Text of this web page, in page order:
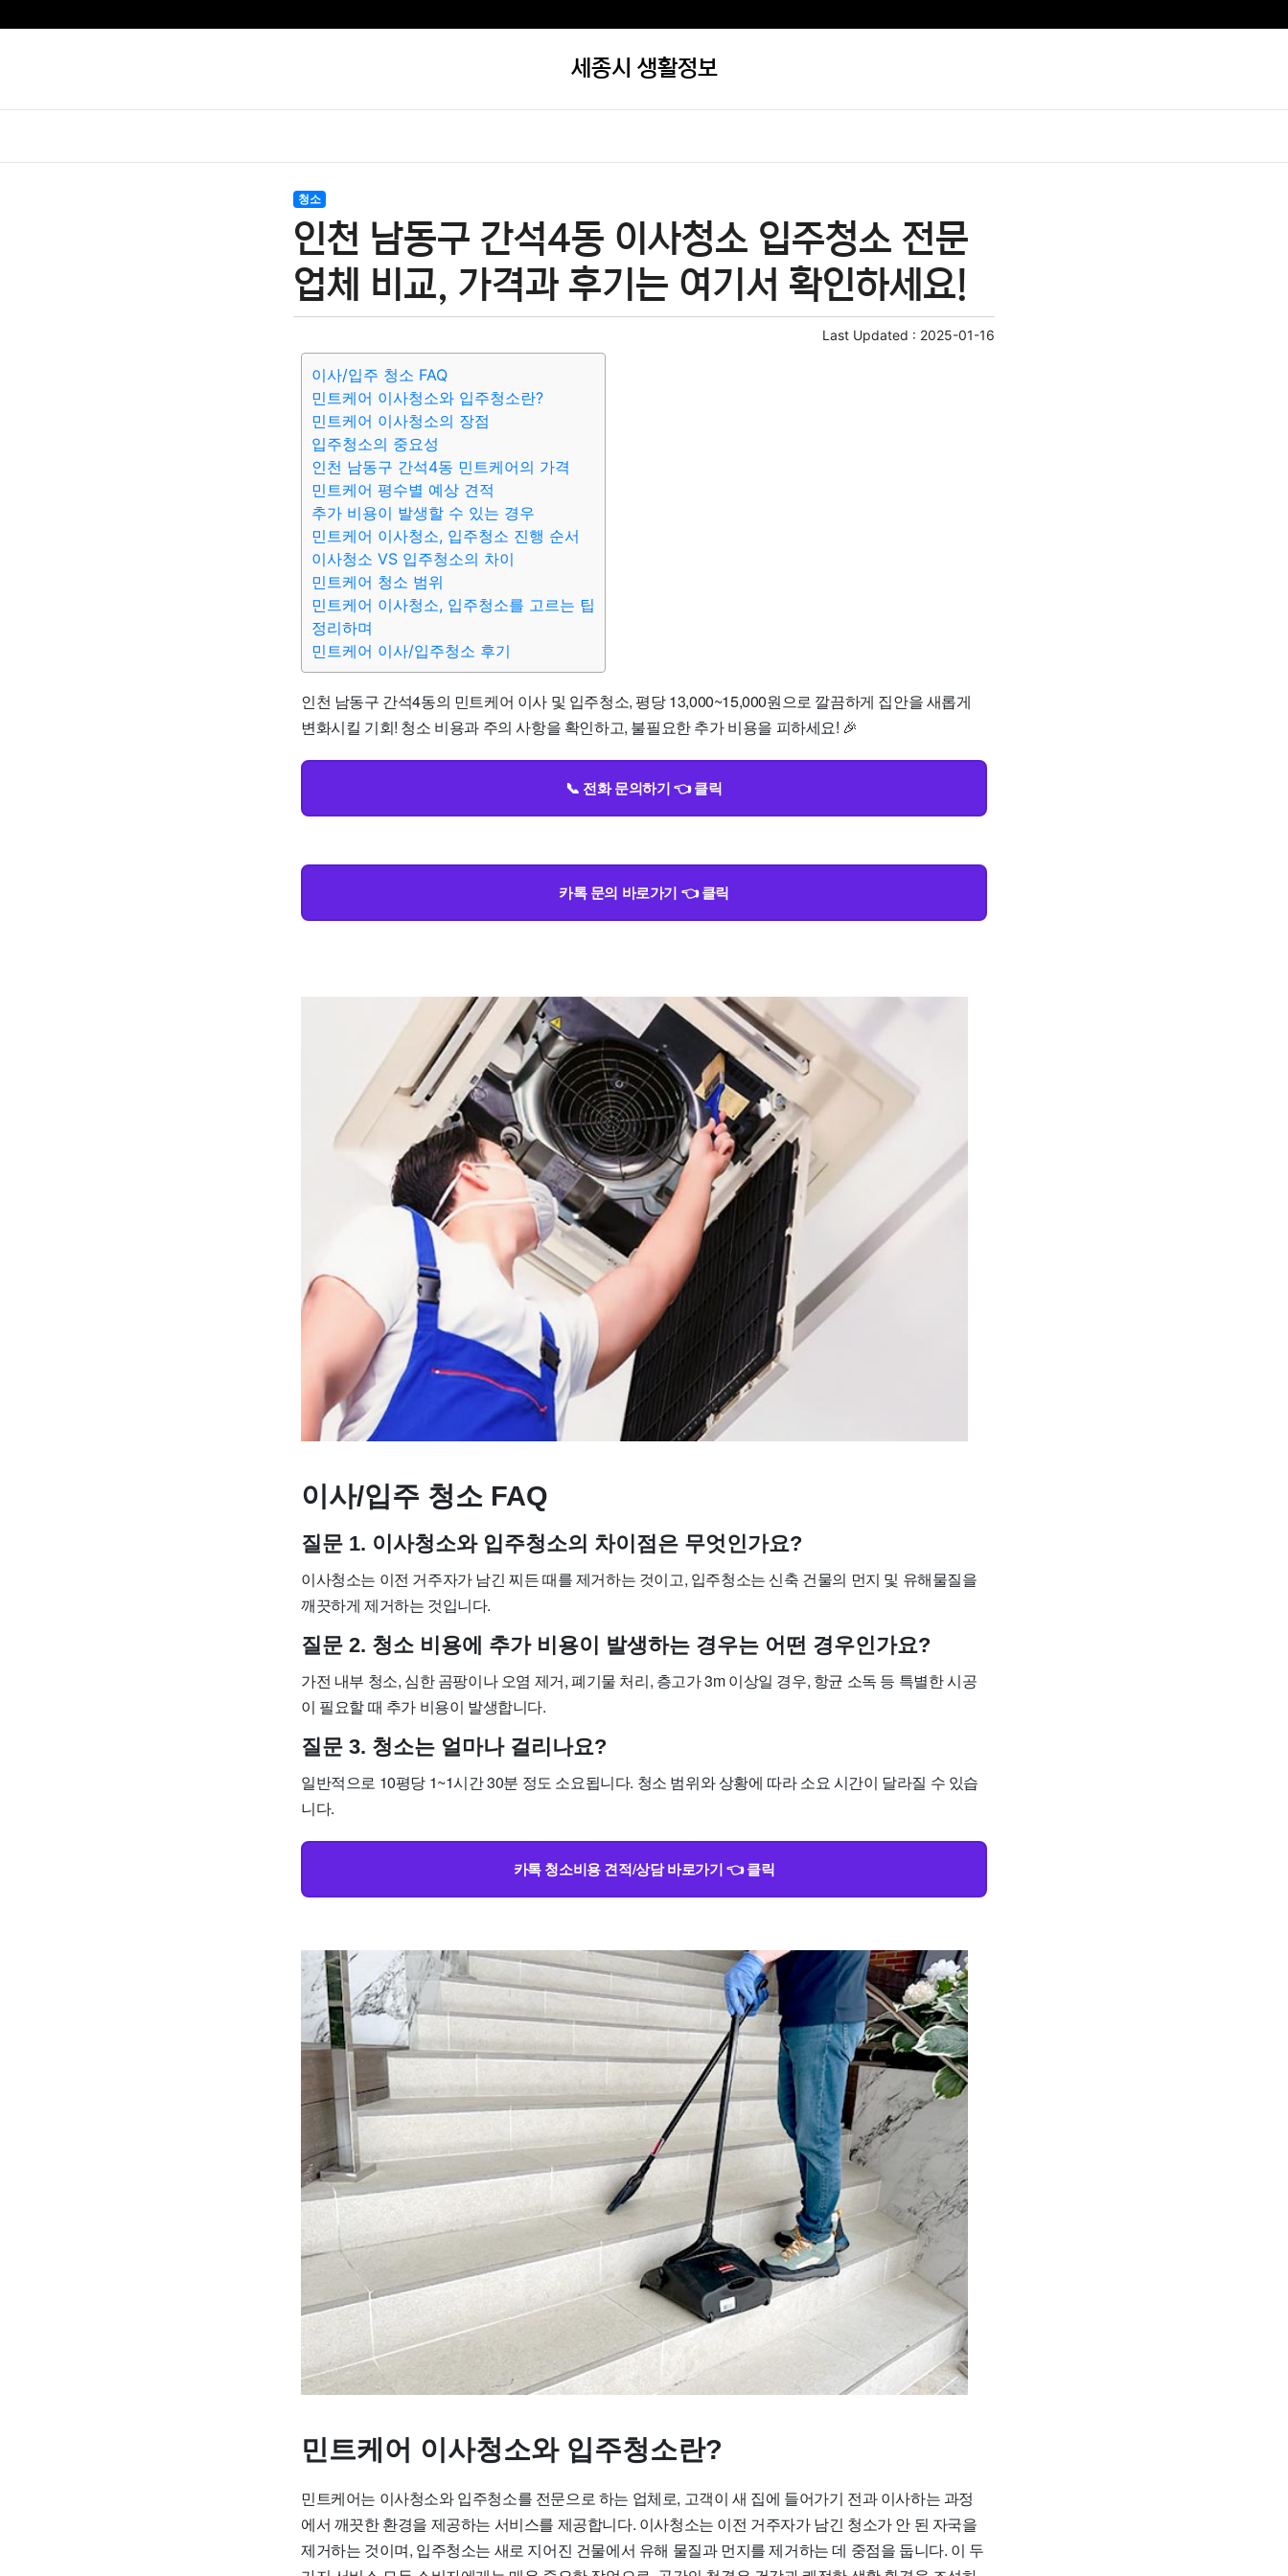
세종시 생활정보
청소
인천 남동구 간석4동 이사청소 입주청소 전문
업체 비교, 가격과 후기는 여기서 확인하세요!
Last Updated : 2025-01-16
이사/입주 청소 FAQ
민트케어 이사청소와 입주청소란?
민트케어 이사청소의 장점
입주청소의 중요성
인천 남동구 간석4동 민트케어의 가격
민트케어 평수별 예상 견적
추가 비용이 발생할 수 있는 경우
민트케어 이사청소, 입주청소 진행 순서
이사청소 VS 입주청소의 차이
민트케어 청소 범위
민트케어 이사청소, 입주청소를 고르는 팁
정리하며
민트케어 이사/입주청소 후기
인천 남동구 간석4동의 민트케어 이사 및 입주청소, 평당 13,000~15,000원으로 깔끔하게 집안을 새롭게
변화시킬 기회! 청소 비용과 주의 사항을 확인하고, 불필요한 추가 비용을 피하세요! 🎉
📞 전화 문의하기 👈 클릭
카톡 문의 바로가기 👈 클릭
이사/입주 청소 FAQ
질문 1. 이사청소와 입주청소의 차이점은 무엇인가요?
이사청소는 이전 거주자가 남긴 찌든 때를 제거하는 것이고, 입주청소는 신축 건물의 먼지 및 유해물질을
깨끗하게 제거하는 것입니다.
질문 2. 청소 비용에 추가 비용이 발생하는 경우는 어떤 경우인가요?
가전 내부 청소, 심한 곰팡이나 오염 제거, 폐기물 처리, 층고가 3m 이상일 경우, 항균 소독 등 특별한 시공
이 필요할 때 추가 비용이 발생합니다.
질문 3. 청소는 얼마나 걸리나요?
일반적으로 10평당 1~1시간 30분 정도 소요됩니다. 청소 범위와 상황에 따라 소요 시간이 달라질 수 있습
니다.
카톡 청소비용 견적/상담 바로가기 👈 클릭
민트케어 이사청소와 입주청소란?
민트케어는 이사청소와 입주청소를 전문으로 하는 업체로, 고객이 새 집에 들어가기 전과 이사하는 과정
에서 깨끗한 환경을 제공하는 서비스를 제공합니다. 이사청소는 이전 거주자가 남긴 청소가 안 된 자국을
제거하는 것이며, 입주청소는 새로 지어진 건물에서 유해 물질과 먼지를 제거하는 데 중점을 둡니다. 이 두